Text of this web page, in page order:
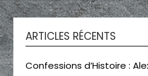
ARTICLES RÉCENTS
Confessions d’Histoire :